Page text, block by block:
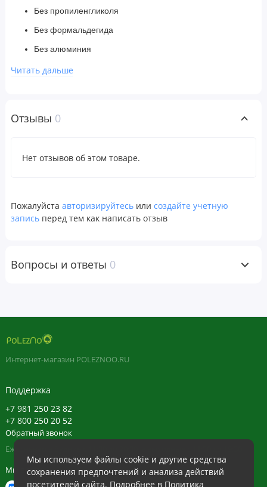
Без пропиленгликоля
Без формальдегида
Без алюминия
Без триклозана
Этичный продукт
Веганский продукт
Для мужчин и женщин
Блеск
Густоту
Силу
Тусклость
Ломкость
Количество ослабших прядей
Восстанавливающая сыворотка для кожи головы
Читать дальше
Отзывы 0
Нет отзывов об этом товаре.
Пожалуйста авторизируйтесь или создайте учетную
запись перед тем как написать отзыв
Вопросы и ответы 0
Мы используем файлы cookie и другие средства
сохранения предпочтений и анализа действий
посетителей сайта. Подробнее в Политика
Интернет-магазин POLEZNOO.RU
Поддержка
+7 981 250 23 82
+7 800 250 20 52
Обратный звонок
Ежедневно в будние с 11:30 до 20:30, в выходные с 11:30 до 19:30
Мы в сети